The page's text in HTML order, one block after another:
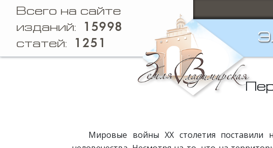
Всего на сайте
изданий: 15998
статей: 1251
Мировые войны XX столетия